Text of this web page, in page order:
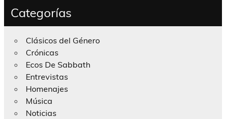
Categorías
Clásicos del Género
Crónicas
Ecos De Sabbath
Entrevistas
Homenajes
Música
Noticias